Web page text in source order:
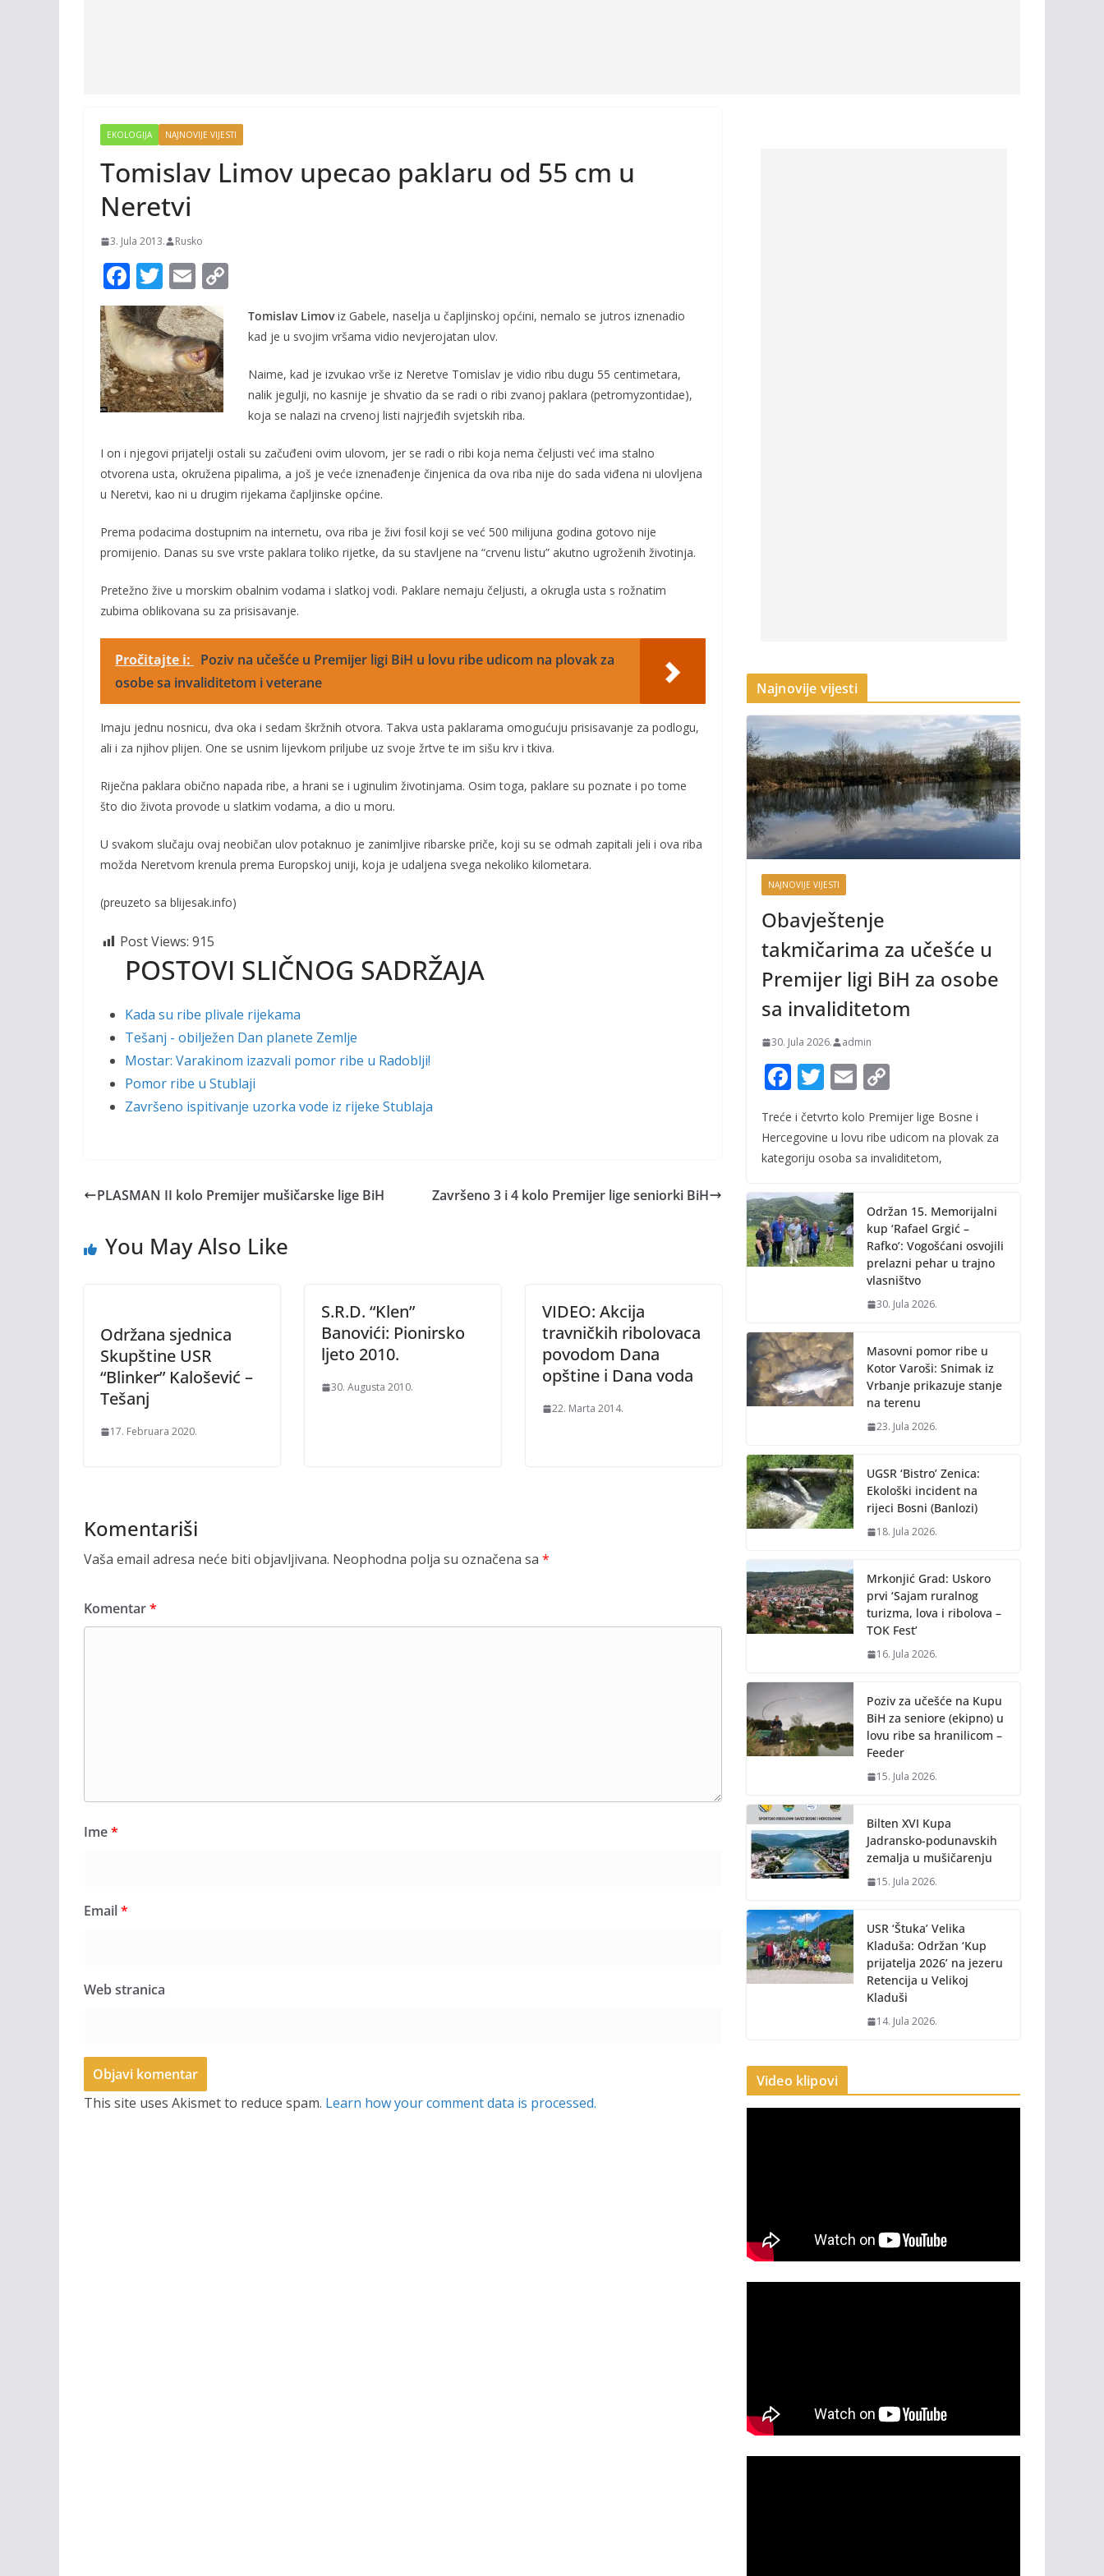
EKOLOGIJA NAJNOVIJE VIJESTI
Tomislav Limov upecao paklaru od 55 cm u
Neretvi
3. Jula 2013. Rusko
F
ac
e
b
o
o
T
w
itt
er
E
m
ai
l
Tomislav Limoviz Gabele, naselja u čapljinskoj općini, nemalo se jutros iznenadio
kad je u svojim vršama vidio nevjerojatan ulov.
Naime, kad je izvukao vrše iz Neretve Tomislav je vidio ribu dugu 55 centimetara,
nalik jegulji, no kasnije je shvatio da se radi o ribi zvanoj paklara (petromyzontidae),
koja se nalazi na crvenoj listi najrjeđih svjetskih riba.
I on i njegovi prijatelji ostali su začuđeni ovim ulovom, jer se radi o ribi koja nema čeljusti već ima stalno
otvorena usta, okružena pipalima, a još je veće iznenađenje činjenica da ova riba nije do sada viđena ni ulovljena
u Neretvi, kao ni u drugim rijekama čapljinske općine.
Prema podacima dostupnim na internetu, ova riba je živi fosil koji se već 500 milijuna godina gotovo nije
promijenio. Danas su sve vrste paklara toliko rijetke, da su stavljene na “crvenu listu” akutno ugroženih životinja.
Pretežno žive u morskim obalnim vodama i slatkoj vodi. Paklare nemaju čeljusti, a okrugla usta s rožnatim
zubima oblikovana su za prisisavanje.
Pročitajte i:
Poziv na učešće u Premijer ligi BiH u lovu ribe udicom na plovak za
osobe sa invaliditetom i veterane
Imaju jednu nosnicu, dva oka i sedam škržnih otvora. Takva usta paklarama omogućuju prisisavanje za podlogu,
ali i za njihov plijen. One se usnim lijevkom priljube uz svoje žrtve te im sišu krv i tkiva.
Riječna paklara obično napada ribe, a hrani se i uginulim životinjama. Osim toga, paklare su poznate i po tome
što dio života provode u slatkim vodama, a dio u moru.
U svakom slučaju ovaj neobičan ulov potaknuo je zanimljive ribarske priče, koji su se odmah zapitali jeli i ova riba
možda Neretvom krenula prema Europskoj uniji, koja je udaljena svega nekoliko kilometara.
(preuzeto sa blijesak.info)
Post Views: 915
POSTOVI SLIČNOG SADRŽAJA
Kada su ribe plivale rijekama
Tešanj - obilježen Dan planete Zemlje
Mostar: Varakinom izazvali pomor ribe u Radoblji!
Pomor ribe u Stublaji
Završeno ispitivanje uzorka vode iz rijeke Stublaja
PLASMAN II kolo Premijer mušičarske lige BiH Završeno 3 i 4 kolo Premijer lige seniorki BiH
You May Also Like
Održana sjednica
Skupštine USR
“Blinker” Kalošević –
Tešanj
17. Februara 2020.
S.R.D. “Klen”
Banovići: Pionirsko
ljeto 2010.
30. Augusta 2010.
VIDEO: Akcija
travničkih ribolovaca
povodom Dana
opštine i Dana voda
22. Marta 2014.
Komentariši
Vaša email adresa neće biti objavljivana. Neophodna polja su označena sa *
Komentar*
Ime*
Email*
Web stranica
This site uses Akismet to reduce spam. Learn how your comment data is processed.
Najnovije vijesti
NAJNOVIJE VIJESTI
Obavještenje
takmičarima za učešće u
Premijer ligi BiH za osobe
sa invaliditetom
30. Jula 2026. admin
F
ac
e
b
o
k
T
w
itt
er
E
ai
l
p
y
n
k
Treće i četvrto kolo Premijer lige Bosne i
Hercegovine u lovu ribe udicom na plovak za
kategoriju osoba sa invaliditetom,
Održan 15. Memorijalni
kup ‘Rafael Grgić –
Rafko’: Vogošćani osvojili
prelazni pehar u trajno
vlasništvo
30. Jula 2026.
Masovni pomor ribe u
Kotor Varoši: Snimak iz
Vrbanje prikazuje stanje
na terenu
23. Jula 2026.
UGSR ‘Bistro’ Zenica:
Ekološki incident na
rijeci Bosni (Banlozi)
18. Jula 2026.
Mrkonjić Grad: Uskoro
prvi ‘Sajam ruralnog
turizma, lova i ribolova –
TOK Fest’
16. Jula 2026.
Poziv za učešće na Kupu
BiH za seniore (ekipno) u
lovu ribe sa hranilicom –
Feeder
15. Jula 2026.
Bilten XVI Kupa
Jadransko-podunavskih
zemalja u mušičarenju
15. Jula 2026.
USR ‘Štuka’ Velika
Kladuša: Održan ‘Kup
prijatelja 2026’ na jezeru
Retencija u Velikoj
Kladuši
14. Jula 2026.
Video klipovi